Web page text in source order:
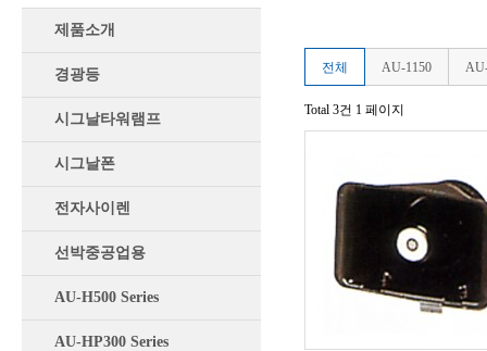
제품소개
경광등
시그날타워램프
시그날폰
전자사이렌
선박중공업용
AU-H500 Series
AU-HP300 Series
전체 AU-1150
Total 3건 1 페이지